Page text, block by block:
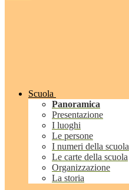
Scuola
Panoramica
Presentazione
I luoghi
Le persone
I numeri della scuola
Le carte della scuola
Organizzazione
La storia